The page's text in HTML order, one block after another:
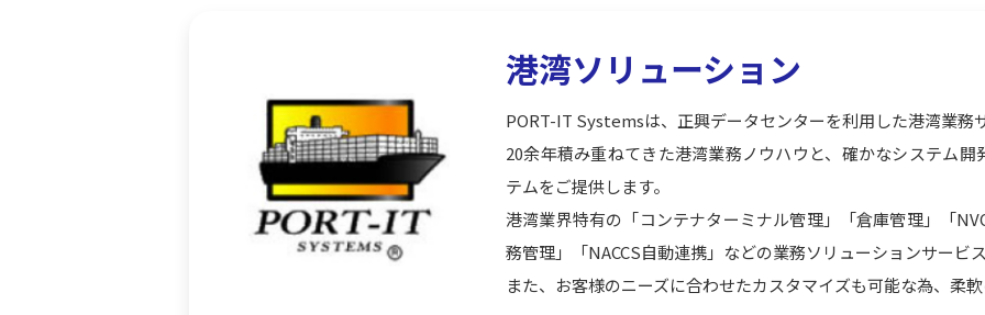
港湾ソリューション
PORT-IT Systemsは、正興データセンターを利用した港湾業務
20余年積み重ねてきた港湾業務ノウハウと、確かなシステム
テムをご提供します。
港湾業界特有の「コンテナターミナル管理」「倉庫管理」「
務管理」「NACCS自動連携」などの業務ソリューションサービ
また、お客様のニーズに合わせたカスタマイズも可能な為、柔